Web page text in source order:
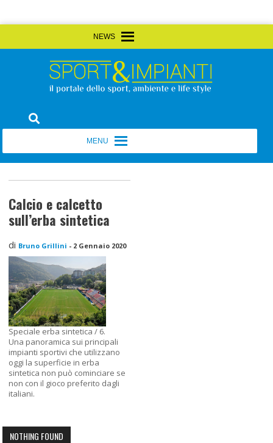
to
Sport&Impianti
Calcio e calcetto
sull’erba sintetica
di Bruno Grillini - 2 Gennaio 2020
Speciale erba sintetica / 6.
Una panoramica sui principali
impianti sportivi che utilizzano
oggi la superficie in erba
sintetica non può cominciare se
non con il gioco preferito dagli
italiani.
NOTHING FOUND